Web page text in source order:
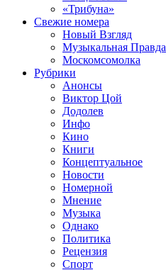
«Трибуна»
Свежие номера
Новый Взгляд
Музыкальная Правда
Москомсомолка
Рубрики
Анонсы
Виктор Цой
Додолев
Инфо
Кино
Книги
Концептуальное
Новости
Номерной
Мнение
Музыка
Однако
Политика
Рецензия
Спорт